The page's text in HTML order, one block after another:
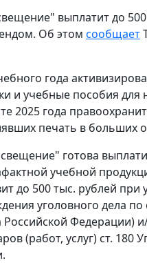
выплатит до
Об этом сообщает
года
и учебные пособия
2025 года
печать в больших
готова
учебной
до 500 тыс. рублей
уголовного дела
Российской Федерации)
(работ, услуг) ст. 180